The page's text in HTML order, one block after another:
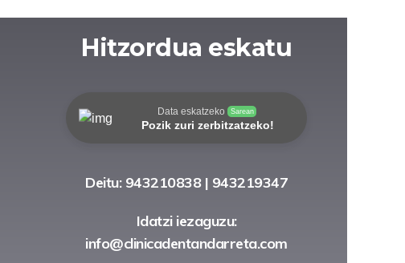
Hitzordua eskatu
Data eskatzeko Sarean
Pozik zuri zerbitzatzeko!
Deitu: 943210838 | 943219347
Idatzi iezaguzu:
info@clinicadentandarreta.com